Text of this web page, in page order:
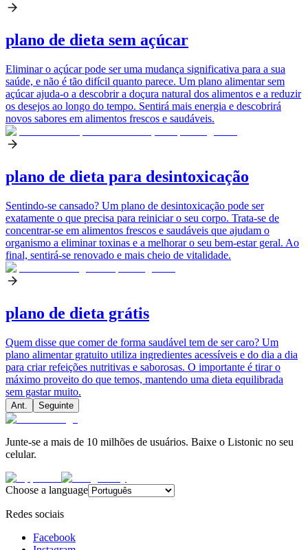
plano de dieta sem açúcar
Eliminar o açúcar pode ser uma mudança significativa para a sua
saúde, e não é tão difícil quanto parece. Um plano alimentar sem
açúcar ajuda-o a descobrir a doçura natural dos alimentos e a reduzir
os desejos ao longo do tempo. Sentirá mais energia e descobrirá
novos sabores em alimentos frescos e saudáveis.
plano de dieta para desintoxicação
Sentindo-se cansado? Um plano de desintoxicação pode ser
exatamente o que precisa para reiniciar o seu corpo. Trata-se de
concentrar-se em alimentos frescos e saudáveis que ajudam o
organismo a eliminar toxinas e a melhorar o seu bem-estar geral. Ao
final, sentirá-se renovado e mais cheio de vitalidade.
plano de dieta grátis
Quem disse que comer de forma saudável tem de ser caro? Um
plano alimentar gratuito utiliza ingredientes acessíveis e do dia a dia
para criar refeições nutritivas e saborosas. O importante é tirar o
máximo proveito do que temos, mantendo uma dieta equilibrada
sem gastar muito.
Ant. Seguinte
Junte-se a mais de 10 milhões de usuários. Baixe o Listonic no seu
celular.
Choose a language
Redes sociais
Facebook